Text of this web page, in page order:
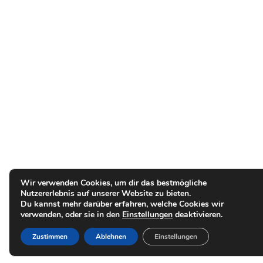
Wir verwenden Cookies, um dir das bestmögliche
Nutzererlebnis auf unserer Website zu bieten.
Du kannst mehr darüber erfahren, welche Cookies wir
verwenden, oder sie in den Einstellungen deaktivieren.
Zustimmen Ablehnen Einstellungen